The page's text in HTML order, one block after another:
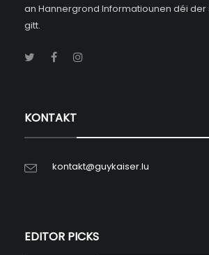
an Hannergrond Informatiounen déi der
gitt.
KONTAKT
kontakt@guykaiser.lu
EDITOR PICKS